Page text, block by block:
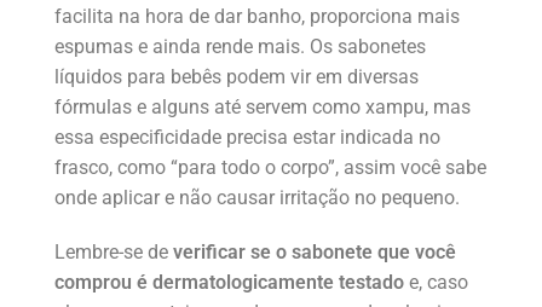
facilita na hora de dar banho, proporciona mais
espumas e ainda rende mais. Os sabonetes
líquidos para bebês podem vir em diversas
fórmulas e alguns até servem como xampu, mas
essa especificidade precisa estar indicada no
frasco, como “para todo o corpo”, assim você sabe
onde aplicar e não causar irritação no pequeno.
Lembre-se de verificar se o sabonete que você
comprou é dermatologicamente testado e, caso